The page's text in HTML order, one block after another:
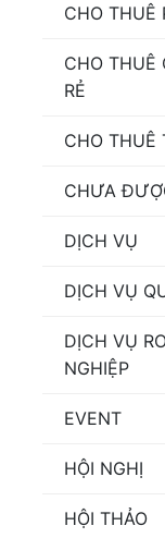
CHO THUÊ
CHO THUÊ
RẺ
CHO THUÊ
CHƯA
DỊCH VỤ
DỊCH VỤ
DỊCH VỤ
NGHIỆP
EVENT
HỘI NGHỊ
HỘI THẢO